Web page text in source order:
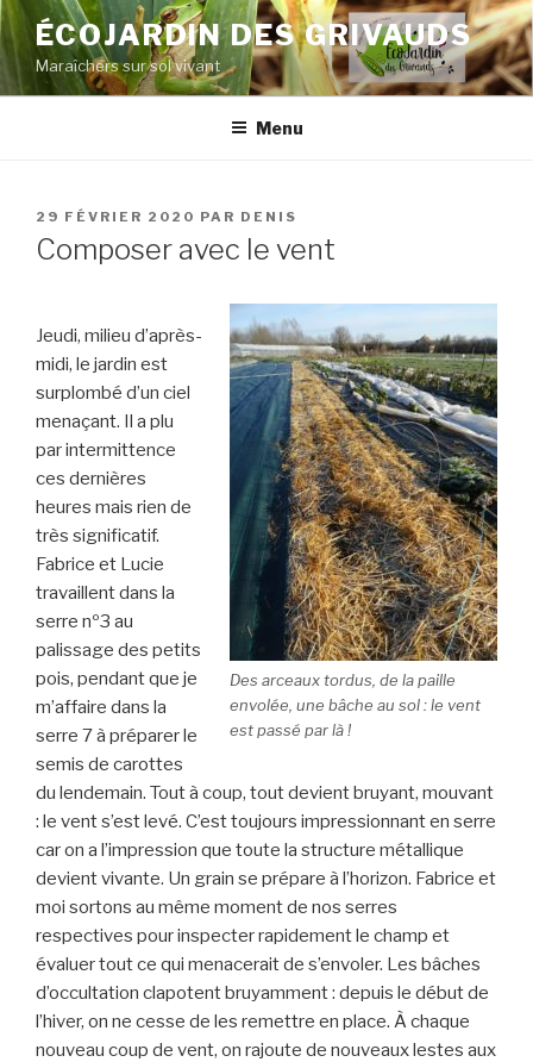
Aller
au
contenu
principal
ÉCOJARDIN DES GRIVAUDS
Maraîchers sur sol vivant
Menu
PUBLIÉ
LE
29 FÉVRIER 2020 PAR DENIS
Composer avec le vent
Des arceaux tordus, de la paille
envolée, une bâche au sol : le vent
est passé par là !
Jeudi, milieu d’après-
midi, le jardin est
surplombé d’un ciel
menaçant. Il a plu
par intermittence
ces dernières
heures mais rien de
très significatif.
Fabrice et Lucie
travaillent dans la
serre nº3 au
palissage des petits
pois, pendant que je
m’affaire dans la
serre 7 à préparer le
semis de carottes
du lendemain. Tout à coup, tout devient bruyant, mouvant
: le vent s’est levé. C’est toujours impressionnant en serre
car on a l’impression que toute la structure métallique
devient vivante. Un grain se prépare à l’horizon. Fabrice et
moi sortons au même moment de nos serres
respectives pour inspecter rapidement le champ et
évaluer tout ce qui menacerait de s’envoler. Les bâches
d’occultation clapotent bruyamment : depuis le début de
l’hiver, on ne cesse de les remettre en place. À chaque
nouveau coup de vent, on rajoute de nouveaux lestes aux